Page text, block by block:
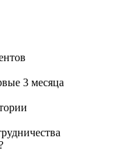
3 месяца